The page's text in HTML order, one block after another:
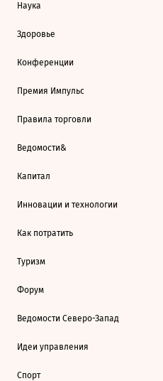
Наука
Здоровье
Конференции
Премия Импульс
Правила торговли
Ведомости&
Капитал
Инновации и технологии
Как потратить
Туризм
Форум
Ведомости Северо-Запад
Идеи управления
Спорт